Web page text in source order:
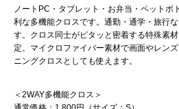
ノートPC・タブレット・お弁当・ペットボ
利な多機能クロスです。通勤・通学・旅行
す。クロス同士がピタッと密着する特殊素
定。マイクロファイバー素材で画面やレン
ニングクロスとしても使えます。
＜2WAY多機能クロス＞